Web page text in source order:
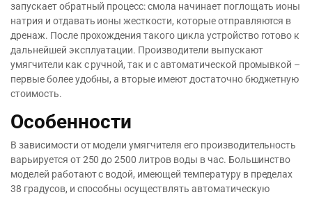
запускает обратный процесс: смола начинает поглощать ионы
натрия и отдавать ионы жесткости, которые отправляются в
дренаж. После прохождения такого цикла устройство готово к
дальнейшей эксплуатации. Производители выпускают
умягчители как с ручной, так и с автоматической промывкой –
первые более удобны, а вторые имеют достаточно бюджетную
стоимость.
Особенности
В зависимости от модели умягчителя его производительность
варьируется от 250 до 2500 литров воды в час. Большинство
моделей работают с водой, имеющей температуру в пределах
38 градусов, и способны осуществлять автоматическую